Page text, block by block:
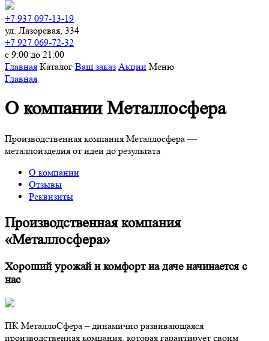
+7 937 097-13-19
ул. Лазоревая, 334
+7 927 069-72-32
с 9:00 до 21:00
Главная Каталог Ваш заказ Акции Меню
Главная
О компании Металлосфера
Производственная компания Металлосфера —
металлоизделия от идеи до результата
О компании
Отзывы
Реквизиты
Производственная компания
«Металлосфера»
Хороший урожай и комфорт на даче начинается с
нас
ПК МеталлоСфера – динамично развивающаяся
производственная компания, которая гарантирует своим